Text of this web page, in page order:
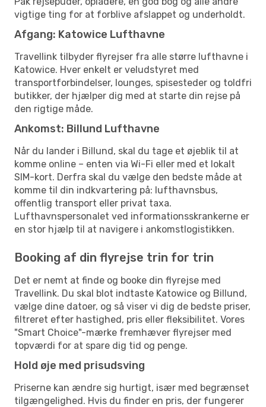
vigtige ting for at forblive afslappet og underholdt.
Afgang: Katowice Lufthavne
Travellink tilbyder flyrejser fra alle større lufthavne i
Katowice. Hver enkelt er veludstyret med
transportforbindelser, lounges, spisesteder og toldfri
butikker, der hjælper dig med at starte din rejse på
den rigtige måde.
Ankomst: Billund Lufthavne
Når du lander i Billund, skal du tage et øjeblik til at
komme online – enten via Wi-Fi eller med et lokalt
SIM-kort. Derfra skal du vælge den bedste måde at
komme til din indkvartering på: lufthavnsbus,
offentlig transport eller privat taxa.
Lufthavnspersonalet ved informationsskrankerne er
en stor hjælp til at navigere i ankomstlogistikken.
Booking af din flyrejse trin for trin
Det er nemt at finde og booke din flyrejse med
Travellink. Du skal blot indtaste Katowice og Billund,
vælge dine datoer, og så viser vi dig de bedste priser,
filtreret efter hastighed, pris eller fleksibilitet. Vores
"Smart Choice"-mærke fremhæver flyrejser med
topværdi for at spare dig tid og penge.
Hold øje med prisudsving
Priserne kan ændre sig hurtigt, især med begrænset
tilgængelighed. Hvis du finder en pris, der fungerer